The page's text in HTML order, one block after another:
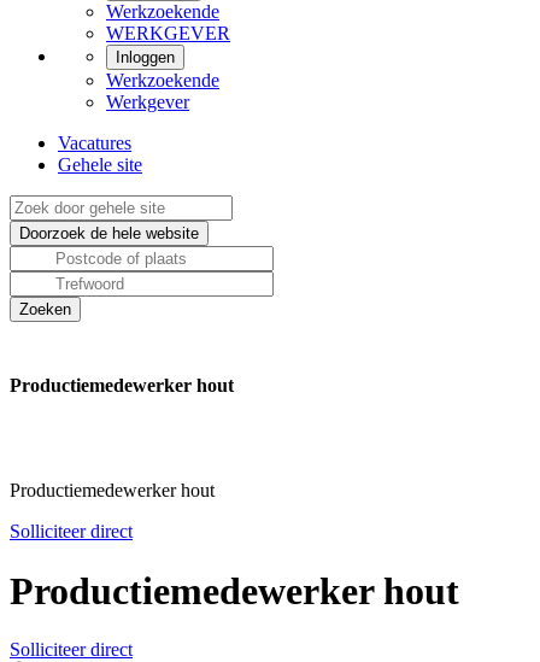
Werkzoekende
WERKGEVER
Inloggen
Werkzoekende
Werkgever
Vacatures
Gehele site
Productiemedewerker hout
Productiemedewerker hout
Solliciteer direct
Productiemedewerker hout
Solliciteer direct